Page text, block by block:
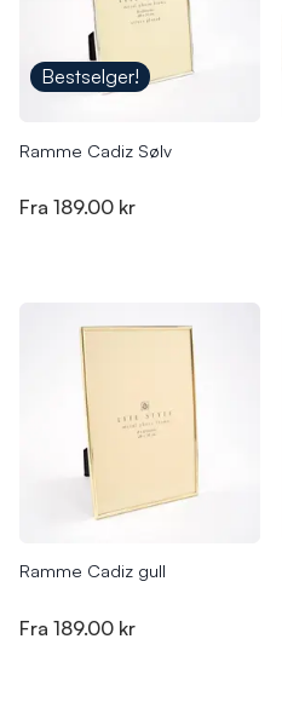
Bestselger!
Ramme Cadiz Sølv
Fra 189.00 kr
Ramme Cadiz gull
Fra 189.00 kr